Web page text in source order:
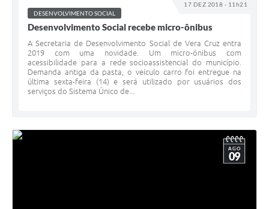
17 DEZ 2018 - 11h21
DESENVOLVIMENTO SOCIAL
Desenvolvimento Social recebe micro-ônibus
A Secretaria de Desenvolvimento Social de Vera Cruz entra
2019 com uma novidade. Um micro-ônibus com
acessibilidade para a rede socioassistencial do município.
Demanda antiga da pasta, o veículo carro foi entregue na
última sexta-feira (14) e será utilizado por usuários dos
serviços do Sistema Único de...
AGO
09